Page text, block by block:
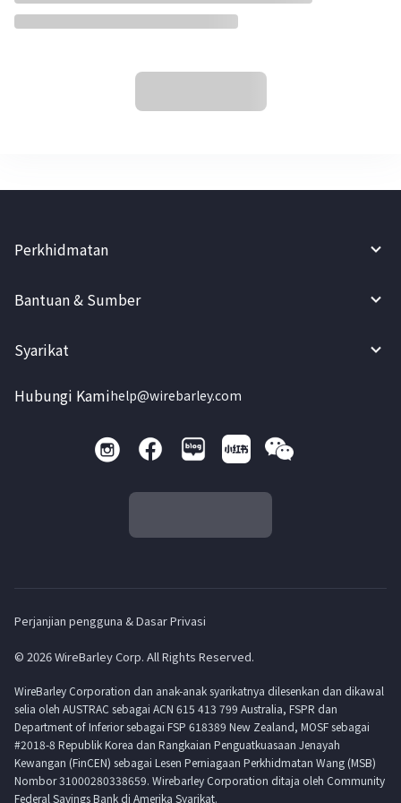
Perkhidmatan
Bantuan & Sumber
Syarikat
Hubungi Kamihelp@wirebarley.com
Perjanjian pengguna & Dasar Privasi
© 2026 WireBarley Corp. All Rights Reserved.
WireBarley Corporation dan anak-anak syarikatnya dilesenkan dan dikawal
selia oleh AUSTRAC sebagai ACN 615 413 799 Australia, FSPR dan
Department of Inferior sebagai FSP 618389 New Zealand, MOSF sebagai
#2018-8 Republik Korea dan Rangkaian Penguatkuasaan Jenayah
Kewangan (FinCEN) sebagai Lesen Perniagaan Perkhidmatan Wang (MSB)
Nombor 31000280338659. Wirebarley Corporation ditaja oleh Community
Federal Savings Bank di Amerika Syarikat.